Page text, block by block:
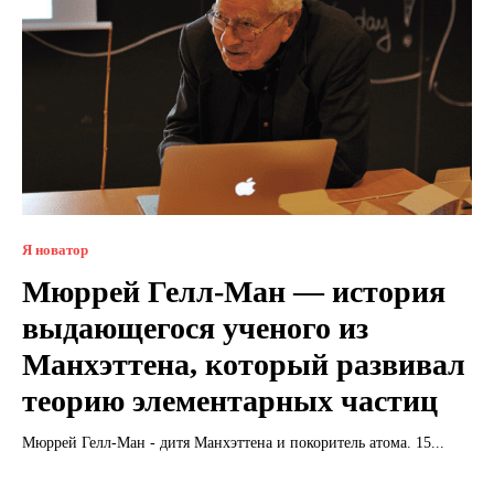
Я новатор
Мюррей Гелл-Ман — история
выдающегося ученого из
Манхэттена, который развивал
теорию элементарных частиц
Мюррей Гелл-Ман - дитя Манхэттена и покоритель атома. 15...